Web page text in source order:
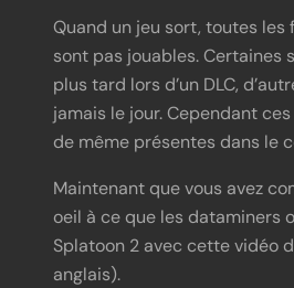
Quand un jeu sort, toutes
sont pas jouables. Certaines
plus tard lors d’un DLC,
jamais le jour. Cependant
de même présentes dans le
Maintenant que vous avez
oeil à ce que les dataminers
Splatoon 2 avec cette vidéo
anglais).